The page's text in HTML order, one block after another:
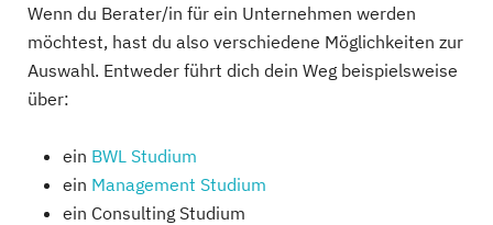
Wenn du Berater/in für ein Unternehmen werden
möchtest, hast du also verschiedene Möglichkeiten zur
Auswahl. Entweder führt dich dein Weg beispielsweise
über:
ein BWL Studium
ein Management Studium
ein Consulting Studium